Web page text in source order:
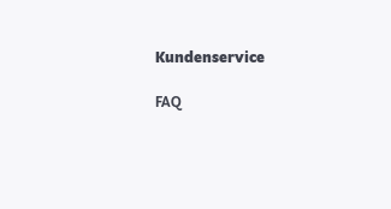
Kundenservice
FAQ